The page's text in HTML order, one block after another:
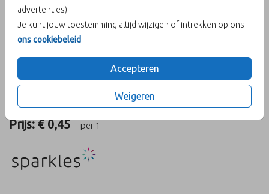
advertenties).
Je kunt jouw toestemming altijd wijzigen of intrekken op ons
ons cookiebeleid.
Accepteren
Weigeren
Aantal x 1 Prijs:€ 0,45
OMSCHRIJVING
Prijs:€ 0,45 per 1